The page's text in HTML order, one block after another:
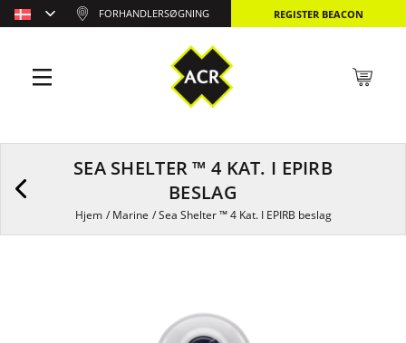
SEA SHELTER ™ 4 KAT. I EPIRB
BESLAG
Hjem /Marine /Sea Shelter ™ 4 Kat. I EPIRB beslag
FORHANDLERSØGNING REGISTER BEACON